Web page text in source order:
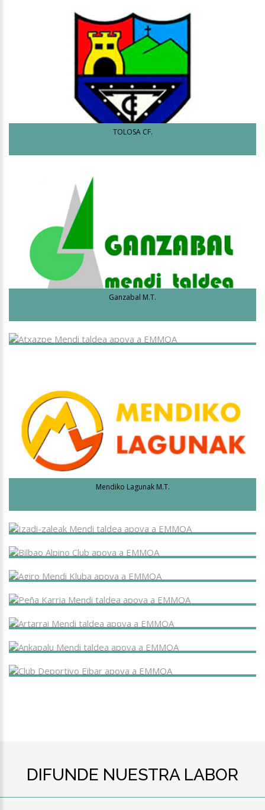
TOLOSA CF.
Ganzabal M.T.
Mendiko Lagunak M.T.
DIFUNDE NUESTRA LABOR